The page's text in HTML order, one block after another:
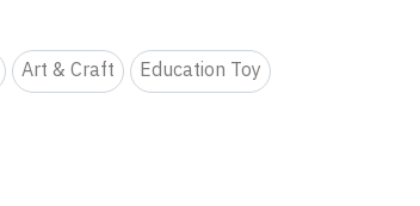
Art & Craft
Education Toy